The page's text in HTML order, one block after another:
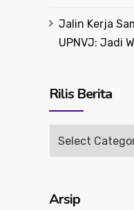
Jalin Kerja
UPNVJ: Jadi
Rilis Berita
Rilis
Arsip